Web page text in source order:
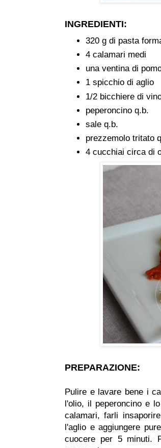
INGREDIENTI:
320 g di pasta
4 calamari medi
una ventina di
1 spicchio di aglio
1/2 bicchiere di
peperoncino q.b.
sale q.b.
prezzemolo tritato
4 cucchiai circa di
PREPARAZIONE:
Pulire e lavare bene i
l'olio, il peperoncino e
calamari, farli
l'aglio e aggiungere
cuocere per 5 minuti.